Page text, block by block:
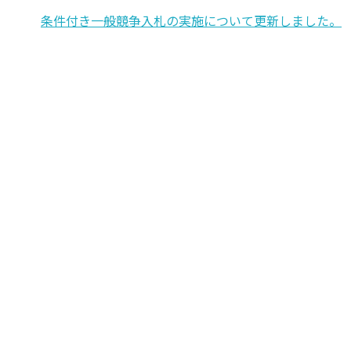
条件付き一般競争入札の実施について更新しました。